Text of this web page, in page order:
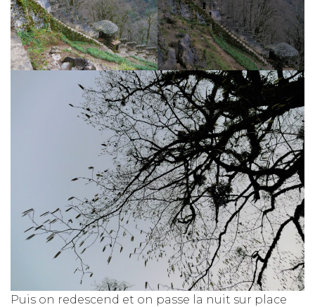
Puis on redescend et on passe la nuit sur place